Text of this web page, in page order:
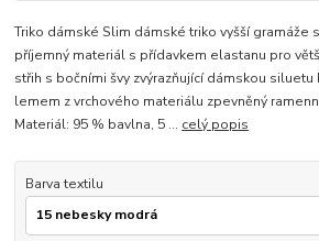
Triko dámské Slim dámské triko vyšší gramáže
příjemný materiál s přídavkem elastanu pro
střih s bočními švy zvýrazňující dámskou siluetu
lemem z vrchového materiálu zpevněný
Materiál: 95 % bavlna, 5 ... celý popis
Barva textilu